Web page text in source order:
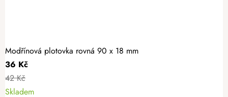
Modřínová plotovka rovná 90 x 18 mm
36 Kč
42 Kč
Skladem